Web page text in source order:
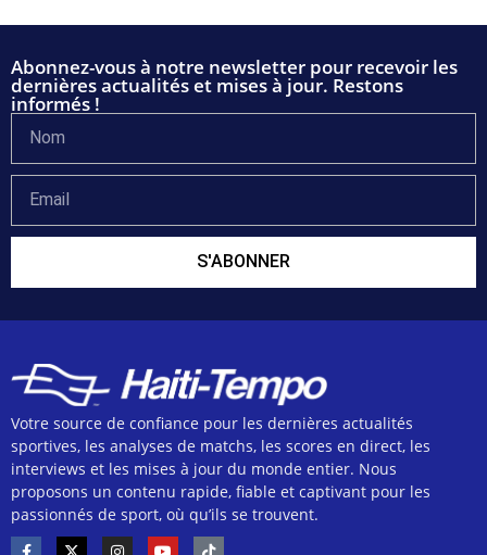
Abonnez-vous à notre newsletter pour recevoir les
dernières actualités et mises à jour. Restons
informés !
S'ABONNER
Votre source de confiance pour les dernières actualités
sportives, les analyses de matchs, les scores en direct, les
interviews et les mises à jour du monde entier. Nous
proposons un contenu rapide, fiable et captivant pour les
passionnés de sport, où qu’ils se trouvent.